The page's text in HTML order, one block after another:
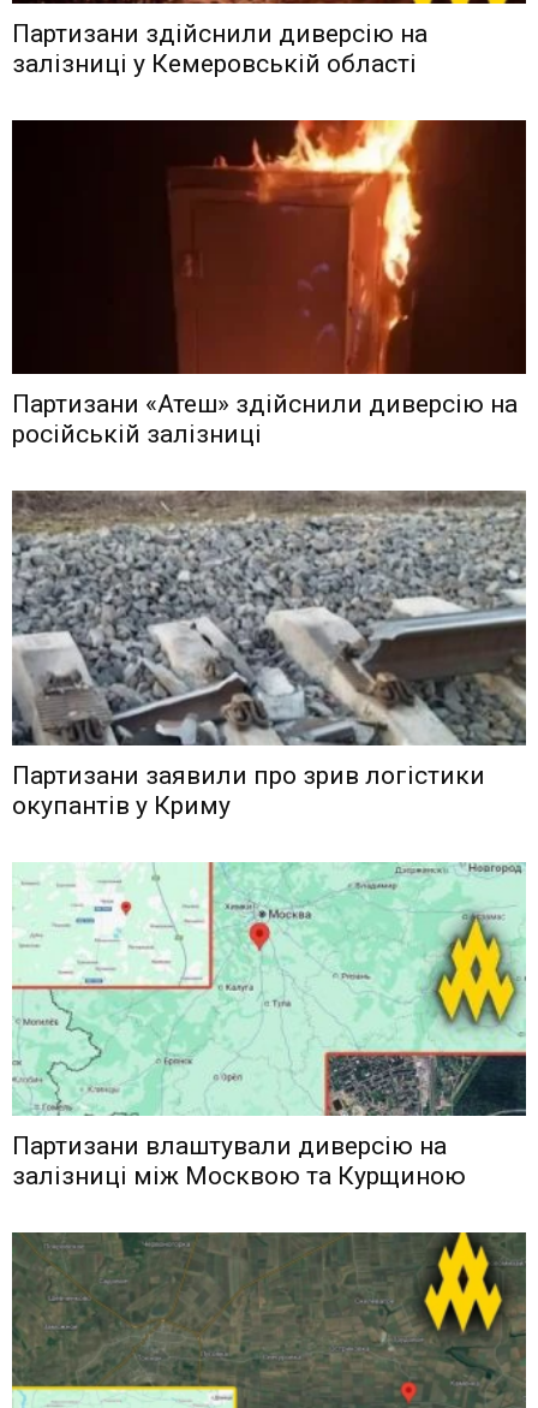
Партизани здійснили диверсію на
залізниці у Кемеровській області
Партизани «Атеш» здійснили диверсію на
російській залізниці
Партизани заявили про зрив логістики
окупантів у Криму
Партизани влаштували диверсію на
залізниці між Москвою та Курщиною